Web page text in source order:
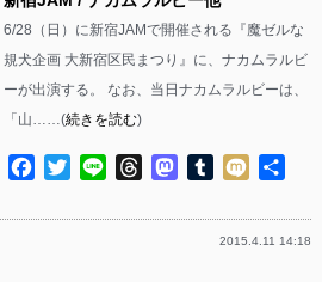
6/28（日）に新宿JAMで開催される『魔ゼルな
規犬企画 大新宿区民まつり』に、ナカムラルビ
ーが出演する。 なお、当日ナカムラルビーは、
「山……(続きを読む)
Facebook
TwitterLine ThreadsMastodon
Tumblr
Mixi
2015.4.11 14:18